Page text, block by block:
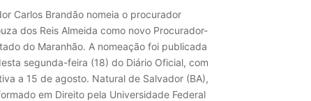
Carlos Brandão nomeia o procurador
dos Reis Almeida como novo Procurador-
do Maranhão. A nomeação foi publicada
segunda-feira (18) do Diário Oficial, com
a 15 de agosto. Natural de Salvador (BA),
em Direito pela Universidade Federal